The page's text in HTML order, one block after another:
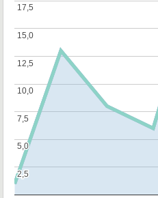
2,5
2,5
5,0
5,0
7,5
7,5
10,0
10,0
12,5
12,5
15,0
15,0
17,5
17,5